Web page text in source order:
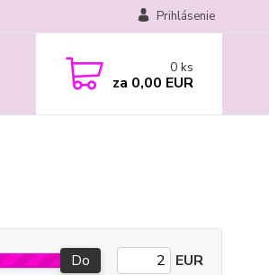
Prihlásenie
0 ks
za 0,00 EUR
Do EUR